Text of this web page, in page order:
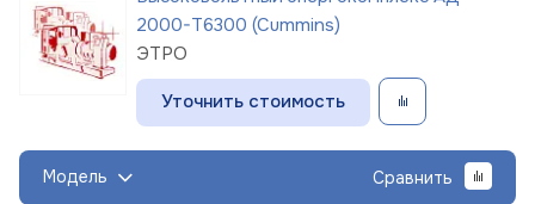
2000-Т6300 (Cummins)
ЭТРО
Уточнить стоимость
Модель Сравнить